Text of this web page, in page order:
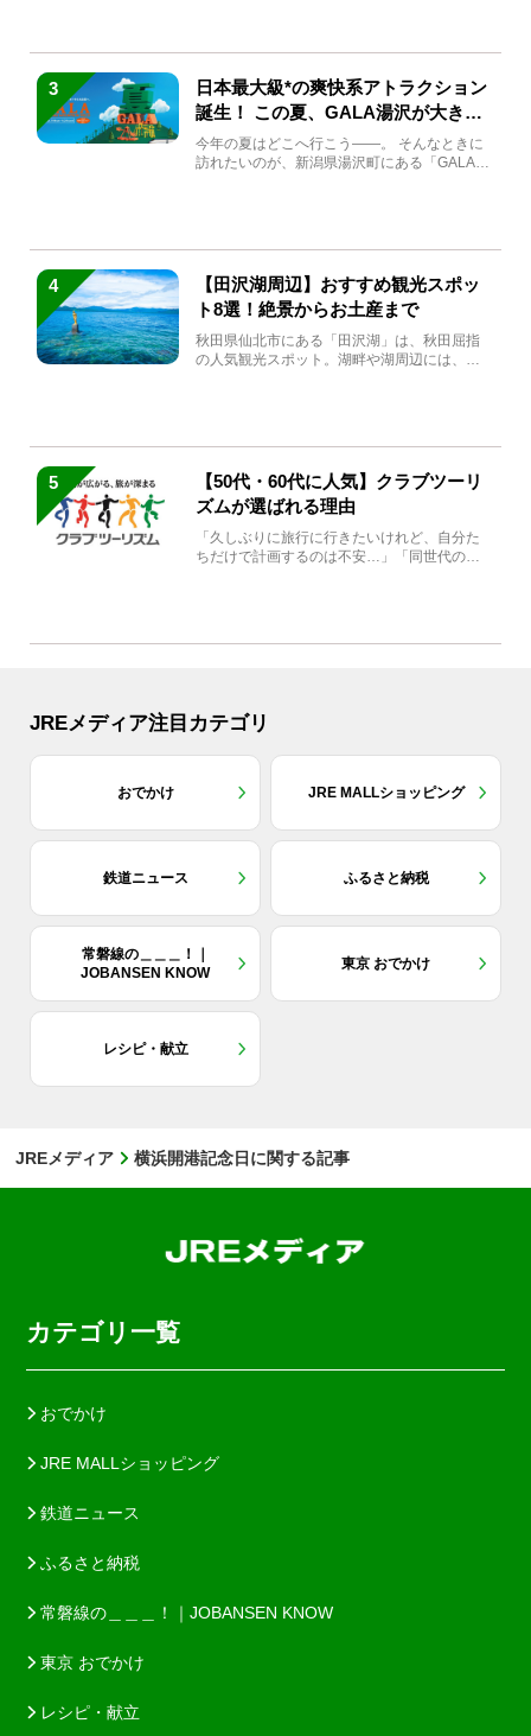
3
日本最大級*の爽快系アトラクション
誕生！ この夏、GALA湯沢が大きく
生まれ変わる
今年の夏はどこへ行こう――。 そんなときに
訪れたいのが、新潟県湯沢町にある「GALA湯
4
【田沢湖周辺】おすすめ観光スポッ
ト8選！絶景からお土産まで
秋田県仙北市にある「田沢湖」は、秋田屈指
の人気観光スポット。湖畔や湖周辺には、田
5
【50代・60代に人気】クラブツーリ
ズムが選ばれる理由
「久しぶりに旅行に行きたいけれど、自分た
ちだけで計画するのは不安…」「同世代の方
JREメディア注目カテゴリ
おでかけ JRE MALLショッピング
鉄道ニュース ふるさと納税
常磐線の＿＿＿！｜
JOBANSEN KNOW
東京 おでかけ
レシピ・献立
JREメディア 横浜開港記念日に関する記事
カテゴリ一覧
おでかけ
JRE MALLショッピング
鉄道ニュース
ふるさと納税
常磐線の＿＿＿！｜JOBANSEN KNOW
東京 おでかけ
レシピ・献立